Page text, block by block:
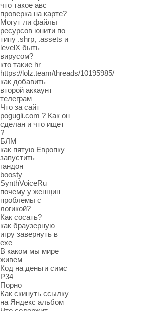
что такое авс
проверка на карте?
Могут ли файлы
ресурсов юнити по
типу .shrp, .assets и
levelX быть
вирусом?
кто такие hr
https://lolz.team/threads/10195985/
как добавить
второй аккаунт
телеграм
Что за сайт
pogugli.com ? Как он
сделан и что ищет
?
БЛМ
как пятую Европку
запустить
гандон
boosty
SynthVoiceRu
почему у женщин
проблемы с
логикой?
Как сосать?
как браузерную
игру завернуть в
exe
В каком мы мире
живем
Код на деньги симс
Р34
Порно
Как скинуть ссылку
на Яндекс альбом